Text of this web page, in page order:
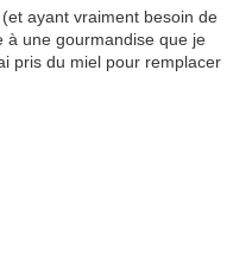
ayant vraiment besoin de
à une gourmandise que je
pris du miel pour remplacer